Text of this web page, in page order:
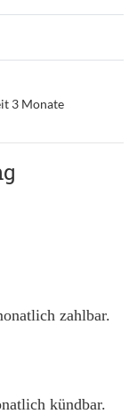
3 Monate
zahlbar.
kündbar.